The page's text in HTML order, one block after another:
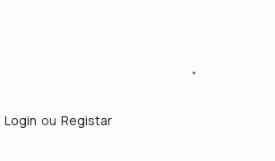
Login ou Registar